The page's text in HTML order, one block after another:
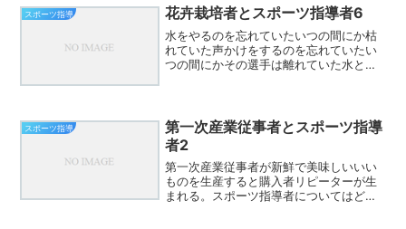
性を感じて選手たちで始めているかこの
スタート段階で指導者の哲...
スポーツ指導 花卉栽培者とスポーツ指導者6
水をやるのを忘れていたいつの間にか枯
れていた声かけをするのを忘れていたい
つの間にかその選手は離れていた水と声
吸収したあえて、声を掛け...
スポーツ指導
第一次産業従事者とスポーツ指導
者2
第一次産業従事者が新鮮で美味しいいい
ものを生産すると購入者リピーターが生
まれる。スポーツ指導者についてはどう